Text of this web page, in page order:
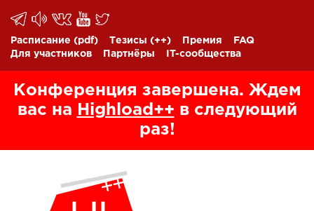
Расписание (pdf) Тезисы (++) Премия
FAQ
Для участников
Партнёры IT-сообщества
Конференция завершена. Ждем
вас на Highload++ в следующий
раз!